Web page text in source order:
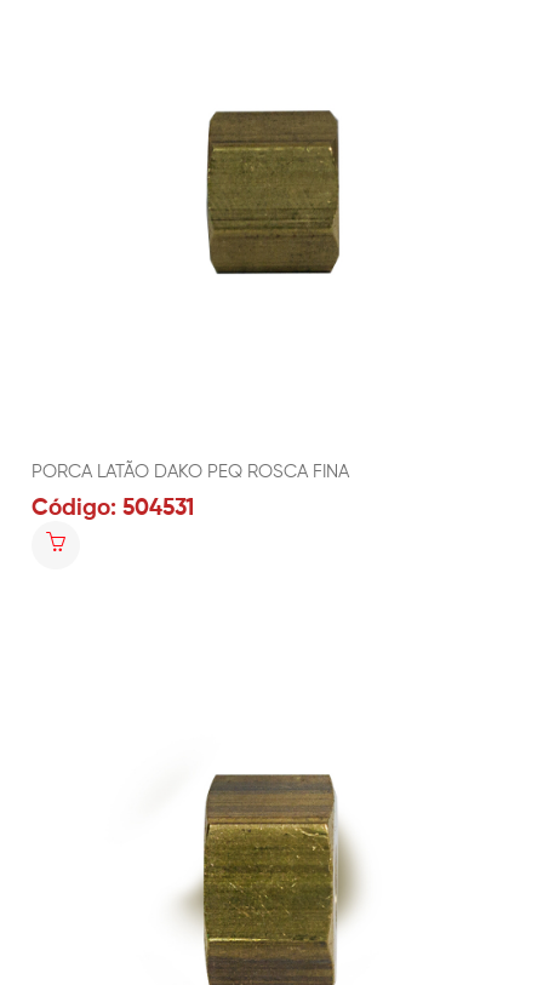
PORCA LATÃO DAKO PEQ ROSCA FINA
Código: 504531